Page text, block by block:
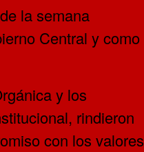
la semana
Central y como
y los
rindieron
con los valores